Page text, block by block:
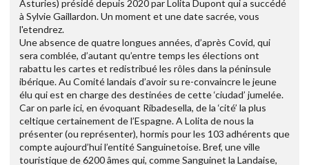
Asturies) présidé depuis 2020 par Lolita Dupont qui a succédé
à Sylvie Gaillardon. Un moment et une date sacrée, vous
l'etendrez.
Une absence de quatre longues années, d’après Covid, qui
sera comblée, d’autant qu’entre temps les élections ont
rabattu les cartes et redistribué les rôles dans la péninsule
ibérique. Au Comité landais d’avoir su re-convaincre le jeune
élu qui est en charge des destinées de cette ‘ciudad’ jumelée.
Car on parle ici, en évoquant Ribadesella, de la ‘cité’ la plus
celtique certainement de l’Espagne. A Lolita de nous la
présenter (ou représenter), hormis pour les 103 adhérents que
compte aujourd’hui l’entité Sanguinetoise. Bref, une ville
touristique de 6200 âmes qui, comme Sanguinet la Landaise,